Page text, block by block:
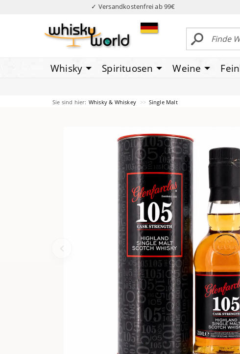
✓ Versandkostenfrei ab 99€
Whisky Spirituosen Weine
Sie sind hier: Whisky & Whiskey Single Malt